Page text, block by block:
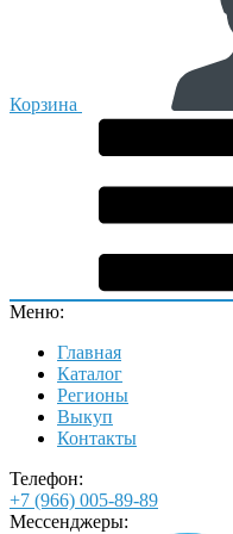
Корзина
Меню:
Главная
Каталог
Регионы
Выкуп
Контакты
Телефон:
+7 (966) 005-89-89
Мессенджеры: